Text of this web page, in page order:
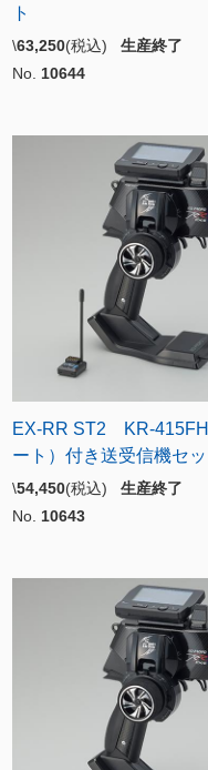
ト
\63,250(税込) 生産終了
No. 10644
EX-RR ST2 KR-
ート）付き送受信機セッ
\54,450(税込) 生産終了
No. 10643